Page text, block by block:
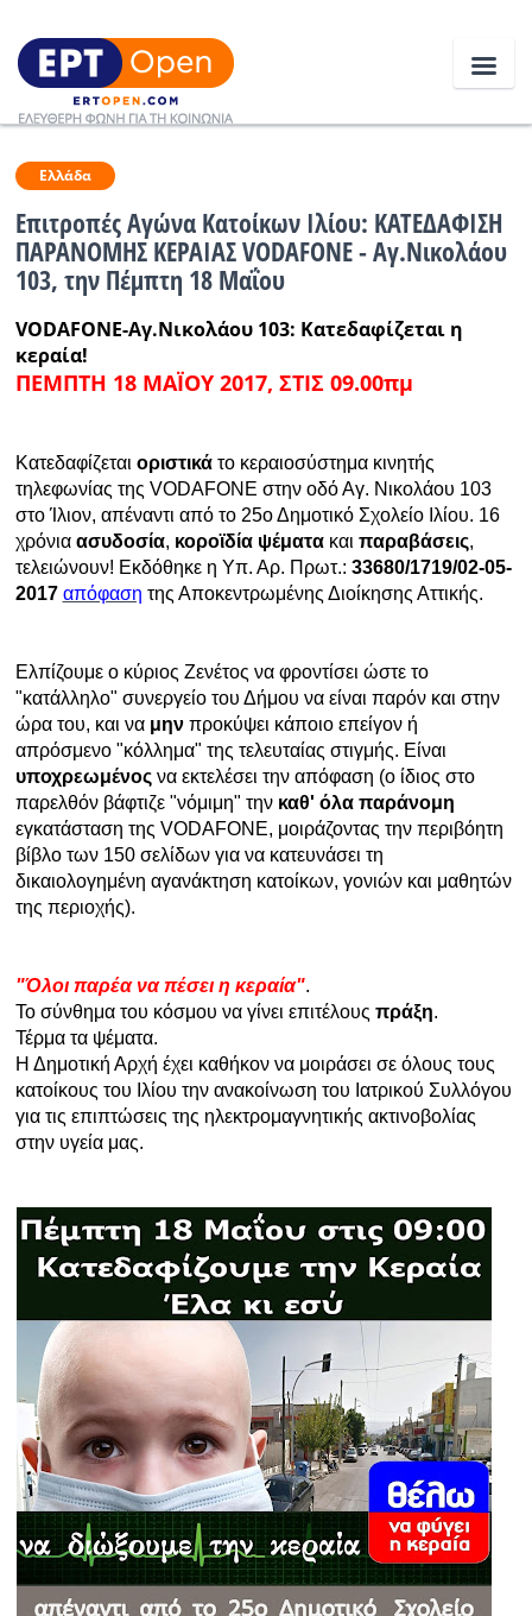
Ειδήσεις
Ελλάδα
Πολιτική
Αθλητικά
Κόσμος
Ραδιόφωνο LIVE
Εκπομπές
Πολιτισμός
Ελλάδα
Επιτροπές Αγώνα Κατοίκων Ιλίου: ΚΑΤΕΔΑΦΙΣΗ
ΠΑΡΑΝΟΜΗΣ ΚΕΡΑΙΑΣ VODAFONE - Αγ.Νικολάου
103, την Πέμπτη 18 Μαΐου
VODAFONE-Αγ.Νικολάου 103: Κατεδαφίζεται η
κεραία!
ΠΕΜΠΤΗ 18 ΜΑΪΟΥ 2017, ΣΤΙΣ 09.00πμ
Κατεδαφίζεται οριστικά το κεραιοσύστημα κινητής
τηλεφωνίας της VODAFONE στην οδό Αγ. Νικολάου 103
στο Ίλιον, απέναντι από το 25ο Δημοτικό Σχολείο Ιλίου. 16
χρόνια ασυδοσία, κοροϊδία ψέματακαι παραβάσεις,
τελειώνουν! Εκδόθηκε η Υπ. Αρ. Πρωτ.: 33680/1719/02-05-
2017 απόφαση της Αποκεντρωμένης Διοίκησης Αττικής.
Ελπίζουμε ο κύριος Ζενέτος να φροντίσει ώστε το
"κατάλληλο" συνεργείο του Δήμου να είναι παρόν και στην
ώρα του, και να μηνπροκύψει κάποιο επείγον ή
απρόσμενο "κόλλημα" της τελευταίας στιγμής. Είναι
υποχρεωμένοςνα εκτελέσει την απόφαση (ο ίδιος στο
παρελθόν βάφτιζε "νόμιμη" την καθ' όλα παράνομη
εγκατάσταση της VODAFONE, μοιράζοντας την περιβόητη
βίβλο των 150 σελίδων για να κατευνάσει τη
δικαιολογημένη αγανάκτηση κατοίκων, γονιών και μαθητών
της περιοχής).
"Όλοι παρέα να πέσει η κεραία".
Το σύνθημα του κόσμου να γίνει επιτέλους πράξη.
Τέρμα τα ψέματα.
Η Δημοτική Αρχή έχει καθήκον να μοιράσει σε όλους τους
κατοίκους του Ιλίου την ανακοίνωση του Ιατρικού Συλλόγου
για τις επιπτώσεις της ηλεκτρομαγνητικής ακτινοβολίας
στην υγεία μας.